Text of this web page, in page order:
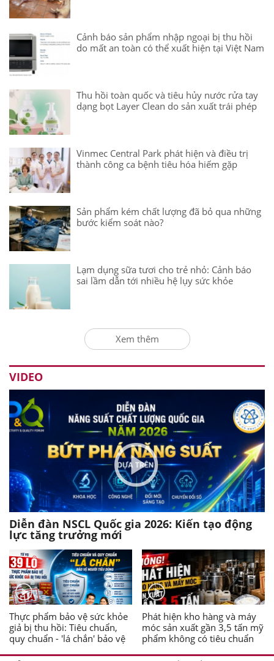
Cảnh báo sản phẩm nhập ngoại bị thu hồi
do mất an toàn có thể xuất hiện tại Việt Nam
Thu hồi toàn quốc và tiêu hủy nước rửa tay
dạng bọt Layer Clean do sản xuất trái phép
Vinmec Central Park phát hiện và điều trị
thành công ca bệnh tiêu hóa hiếm gặp
Sản phẩm kém chất lượng đã bỏ qua những
bước kiểm soát nào?
Lạm dụng sữa tươi cho trẻ nhỏ: Cảnh báo
sai lầm dẫn tới nhiều hệ lụy sức khỏe
Xem thêm
VIDEO
Diễn đàn NSCL Quốc gia 2026: Kiến tạo động
lực tăng trưởng mới
Thực phẩm bảo vệ sức khỏe
giả bị thu hồi: Tiêu chuẩn,
quy chuẩn - 'lá chắn' bảo vệ
Phát hiện kho hàng và máy
móc sản xuất gần 3,5 tấn mỹ
phẩm không có tiêu chuẩn